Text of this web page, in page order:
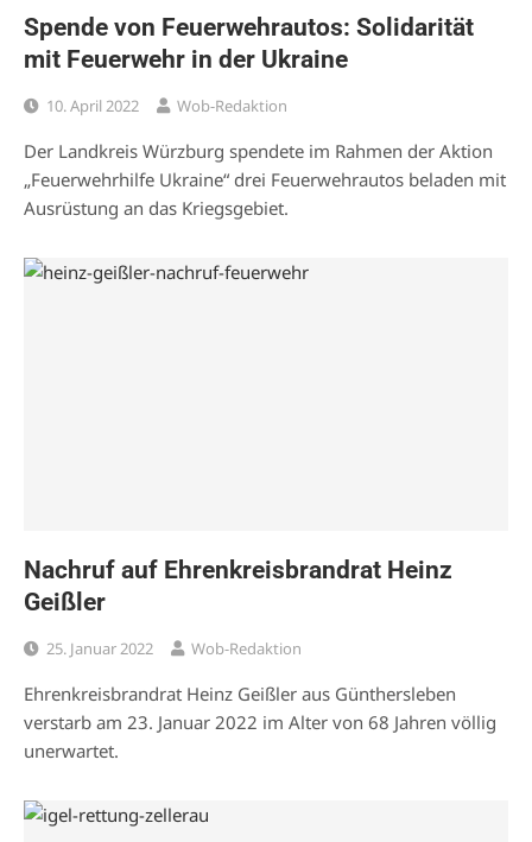
Spende von Feuerwehrautos: Solidarität
mit Feuerwehr in der Ukraine
10. April 2022 Wob-Redaktion
Der Landkreis Würzburg spendete im Rahmen der Aktion
„Feuerwehrhilfe Ukraine“ drei Feuerwehrautos beladen mit
Ausrüstung an das Kriegsgebiet.
Nachruf auf Ehrenkreisbrandrat Heinz
Geißler
25. Januar 2022 Wob-Redaktion
Ehrenkreisbrandrat Heinz Geißler aus Günthersleben
verstarb am 23. Januar 2022 im Alter von 68 Jahren völlig
unerwartet.